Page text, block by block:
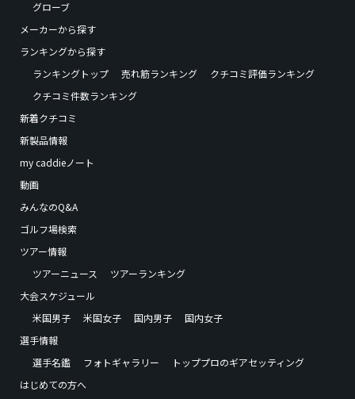
グローブ
メーカーから探す
ランキングから探す
ランキングトップ
売れ筋ランキング
クチコミ評価ランキング
クチコミ件数ランキング
新着クチコミ
新製品情報
my caddieノート
動画
みんなのQ&A
ゴルフ場検索
ツアー情報
ツアーニュース
ツアーランキング
大会スケジュール
米国男子
米国女子 国内男子
国内女子
選手情報
選手名鑑
フォトギャラリー
トッププロのギアセッティング
はじめての方へ